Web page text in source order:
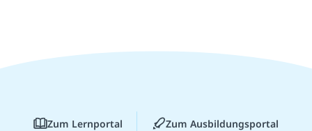
Zum Lernportal Zum Ausbildungsportal